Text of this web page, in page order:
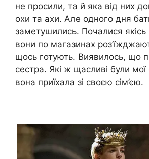
не просили, та й яка від них
охи та ахи. Але одного дня
заметушились. Почалися якісь
вони по магазинах
щось готують. Виявилось, що
сестра. Які ж щасливі були мої
вона приїхала зі своєю сім’єю.